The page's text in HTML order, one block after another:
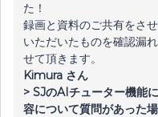
た！
録画と資料のご共有をさ
いただいたものを確認漏
せて頂きます。
Kimura さん
> SJのAIチューター機能
容について質問があった